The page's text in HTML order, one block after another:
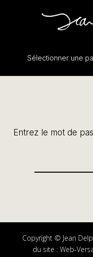
Sélectionner une
Entrez le mot de
Copyright © Jean
du site :Web-